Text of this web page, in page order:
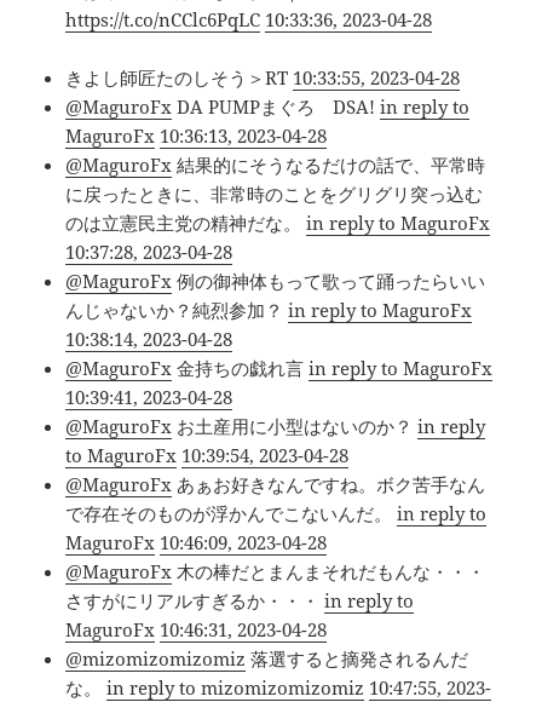
https://t.co/nCClc6PqLC 10:33:36, 2023-04-28
きよし師匠たのしそう＞RT 10:33:55, 2023-04-28
@MaguroFx DA PUMPまぐろ DSA!in reply to
MaguroFx 10:36:13, 2023-04-28
@MaguroFx 結果的にそうなるだけの話で、平常時
に戻ったときに、非常時のことをグリグリ突っ込む
のは立憲民主党の精神だな。in reply to MaguroFx
10:37:28, 2023-04-28
@MaguroFx 例の御神体もって歌って踊ったらいい
んじゃないか？純烈参加？in reply to MaguroFx
10:38:14, 2023-04-28
@MaguroFx 金持ちの戯れ言in reply to MaguroFx
10:39:41, 2023-04-28
@MaguroFx お土産用に小型はないのか？in reply
to MaguroFx 10:39:54, 2023-04-28
@MaguroFx あぁお好きなんですね。ボク苦手なん
で存在そのものが浮かんでこないんだ。in reply to
MaguroFx 10:46:09, 2023-04-28
@MaguroFx 木の棒だとまんまそれだもんな・・・
さすがにリアルすぎるか・・・in reply to
MaguroFx 10:46:31, 2023-04-28
@mizomizomizomiz 落選すると摘発されるんだ
な。in reply to mizomizomizomiz 10:47:55, 2023-